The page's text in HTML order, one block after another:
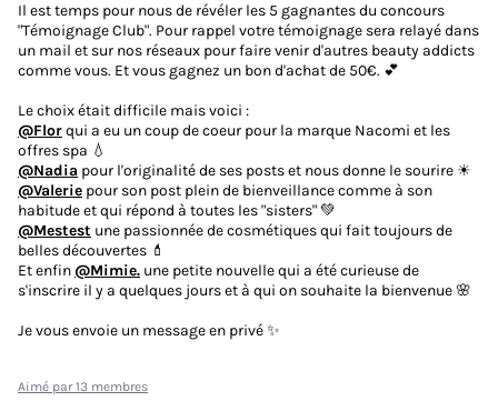
👋Nouvelle sur la communauté ? Découvrez comment
faire vos premiers pas ici !
ACCUEIL DU CLUB
ACTUALITÉS
Vos coups de coeur
Routines
Avis produits
À vous de jouer !
Il est temps pour nous de révéler les 5 gagnantes du concours
"Témoignage Club". Pour rappel votre témoignage sera relayé dans
un mail et sur nos réseaux pour faire venir d'autres beauty addicts
comme vous. Et vous gagnez un bon d'achat de 50€. 💕
@Florqui a eu un coup de coeur pour la marque Nacomi et les
@Nadia
@Valerie pour son post plein de bienveillance comme à son
@Mestest une passionnée de cosmétiques qui fait toujours de
belles découvertes 💄
Et enfin @Mimie. une petite nouvelle qui a été curieuse de
s'inscrire il y a quelques jours et à qui on souhaite la bienvenue 🌸
Je vous envoie un message en privé ✨
Aimé par 13 membres